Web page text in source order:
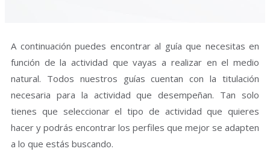
A continuación puedes encontrar al guía que necesitas en
función de la actividad que vayas a realizar en el medio
natural. Todos nuestros guías cuentan con la titulación
necesaria para la actividad que desempeñan. Tan solo
tienes que seleccionar el tipo de actividad que quieres
hacer y podrás encontrar los perfiles que mejor se adapten
a lo que estás buscando.